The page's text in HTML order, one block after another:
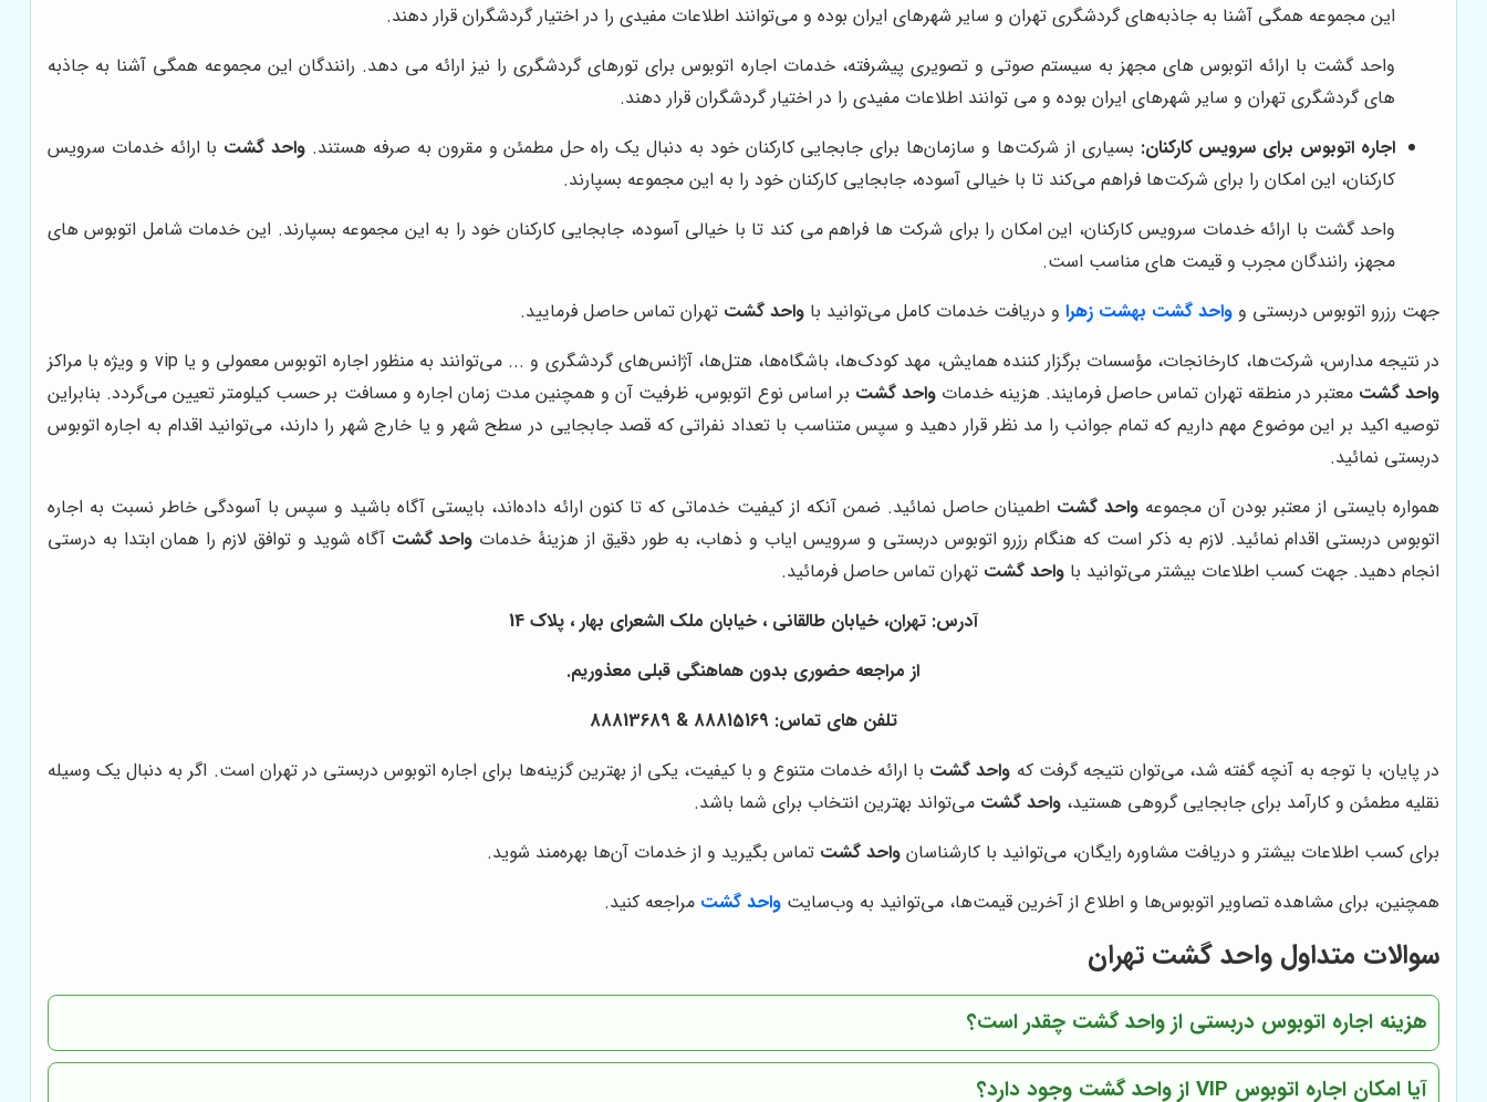
این مجموعه همگی آشنا به جاذبه‌های گردشگری تهران و سایر شهرهای ایران بوده و می‌توانند اطلاعات مفیدی را در اختیار گردشگران قرار دهند.
واحد گشت با ارائه اتوبوس های مجهز به سیستم صوتی و تصویری پیشرفته، خدمات اجاره اتوبوس برای تورهای گردشگری را نیز ارائه می دهد. رانندگان این مجموعه همگی آشنا به جاذبه
های گردشگری تهران و سایر شهرهای ایران بوده و می توانند اطلاعات مفیدی را در اختیار گردشگران قرار دهند.
اجاره اتوبوس برای سرویس کارکنان: بسیاری از شرکت‌ها و سازمان‌ها برای جابجایی کارکنان خود به دنبال یک راه حل مطمئن و مقرون به صرفه هستند. واحد گشت با ارائه خدمات سرویس
کارکنان، این امکان را برای شرکت‌ها فراهم می‌کند تا با خیالی آسوده، جابجایی کارکنان خود را به این مجموعه بسپارند.
واحد گشت با ارائه خدمات سرویس کارکنان، این امکان را برای شرکت ها فراهم می کند تا با خیالی آسوده، جابجایی کارکنان خود را به این مجموعه بسپارند. این خدمات شامل اتوبوس های
مجهز، رانندگان مجرب و قیمت های مناسب است.
جهت رزرو اتوبوس دربستی و واحد گشت بهشت زهراو دریافت خدمات کامل می‌توانید با واحد گشت تهران تماس حاصل فرمایید.
در نتیجه مدارس، شرکت‌ها، کارخانجات، مؤسسات برگزار کننده همایش، مهد کودک‌ها، باشگاه‌ها، هتل‌ها، آژانس‌های گردشگری و ... می‌توانند به منظور اجاره اتوبوس معمولی و یا vip و ویژه با مراکز
واحد گشت معتبر در منطقه تهران تماس حاصل فرمایند. هزینه خدماتواحد گشت بر اساس نوع اتوبوس، ظرفیت آن و همچنین مدت زمان اجاره و مسافت بر حسب کیلومتر تعیین می‌گردد. بنابراین
توصیه اکید بر این موضوع مهم داریم که تمام جوانب را مد نظر قرار دهید و سپس متناسب با تعداد نفراتی که قصد جابجایی در سطح شهر و یا خارج شهر را دارند، می‌توانید اقدام به اجاره اتوبوس
دربستی نمائید.
همواره بایستی از معتبر بودن آن مجموعهواحد گشت اطمینان حاصل نمائید. ضمن آنکه از کیفیت خدماتی که تا کنون ارائه داده‌اند، بایستی آگاه باشید و سپس با آسودگی خاطر نسبت به اجاره
اتوبوس دربستی اقدام نمائید. لازم به ذکر است که هنگام رزرو اتوبوس دربستی و سرویس ایاب و ذهاب، به طور دقیق از هزینۀ خدمات واحد گشت آگاه شوید و توافق لازم را همان ابتدا به درستی
انجام دهید. جهت کسب اطلاعات بیشتر می‌توانید با واحد گشت تهران تماس حاصل فرمائید.
آدرس: تهران، خیابان طالقانی ، خیابان ملک الشعرای بهار ، پلاک 14
از مراجعه حضوری بدون هماهنگی قبلی معذوریم.
تلفن های تماس: 88815169 & 88813689
در پایان، با توجه به آنچه گفته شد، می‌توان نتیجه گرفت که واحد گشت با ارائه خدمات متنوع و با کیفیت، یکی از بهترین گزینه‌ها برای اجاره اتوبوس دربستی در تهران است. اگر به دنبال یک وسیله
نقلیه مطمئن و کارآمد برای جابجایی گروهی هستید، واحد گشت می‌تواند بهترین انتخاب برای شما باشد.
برای کسب اطلاعات بیشتر و دریافت مشاوره رایگان، می‌توانید با کارشناسان واحد گشت تماس بگیرید و از خدمات آن‌ها بهره‌مند شوید.
همچنین، برای مشاهده تصاویر اتوبوس‌ها و اطلاع از آخرین قیمت‌ها، می‌توانید به وب‌سایت واحد گشت مراجعه کنید.
سوالات متداول واحد گشت تهران
هزینه اجاره اتوبوس دربستی از واحد گشت چقدر است؟
آیا امکان اجاره اتوبوس VIP از واحد گشت وجود دارد؟